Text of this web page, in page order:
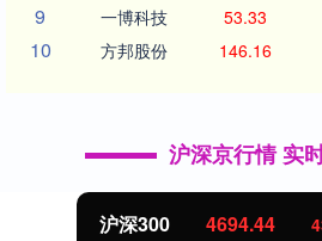
9 一博科技 53.33
10 方邦股份 146.16
沪深京行情 实
北证50 1134.24